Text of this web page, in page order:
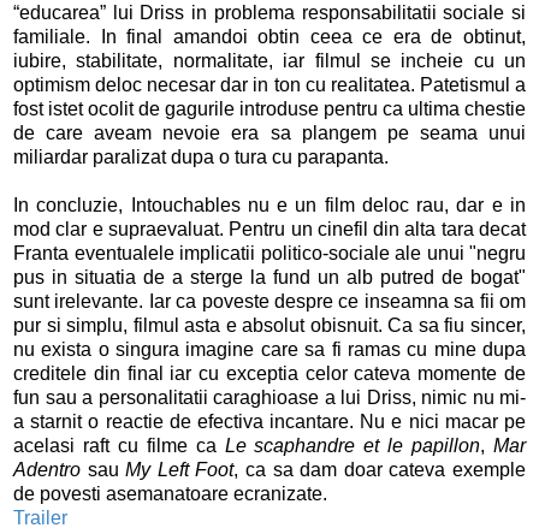
“educarea” lui Driss in problema responsabilitatii sociale si
familiale. In final amandoi obtin ceea ce era de obtinut,
iubire, stabilitate, normalitate, iar filmul se incheie cu un
optimism deloc necesar dar in ton cu realitatea. Patetismul a
fost istet ocolit de gagurile introduse pentru ca ultima chestie
de care aveam nevoie era sa plangem pe seama unui
miliardar paralizat dupa o tura cu parapanta.
In concluzie, Intouchables nu e un film deloc rau, dar e in
mod clar e supraevaluat. Pentru un cinefil din alta tara decat
Franta eventualele implicatii politico-sociale ale unui "negru
pus in situatia de a sterge la fund un alb putred de bogat"
sunt irelevante. Iar ca poveste despre ce inseamna sa fii om
pur si simplu, filmul asta e absolut obisnuit. Ca sa fiu sincer,
nu exista o singura imagine care sa fi ramas cu mine dupa
creditele din final iar cu exceptia celor cateva momente de
fun sau a personalitatii caraghioase a lui Driss, nimic nu mi-
a starnit o reactie de efectiva incantare. Nu e nici macar pe
acelasi raft cu filme ca Le scaphandre et le papillon,Mar
Adentro sauMy Left Foot, ca sa dam doar cateva exemple
de povesti asemanatoare ecranizate.
Trailer